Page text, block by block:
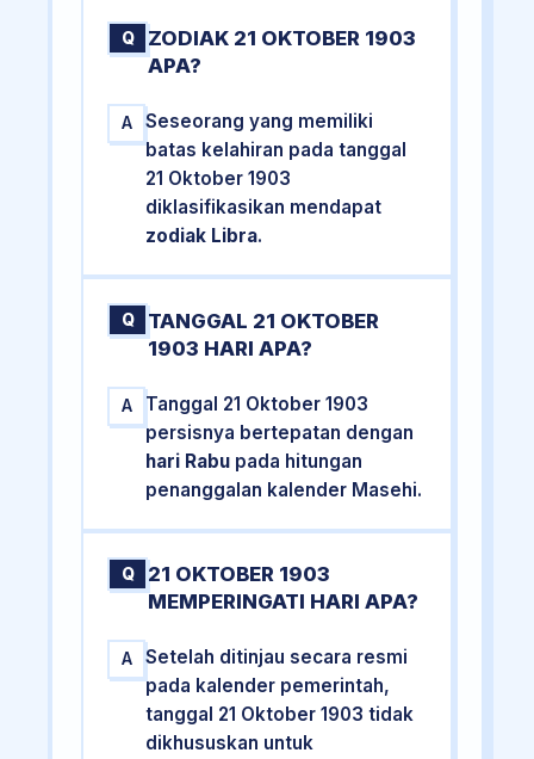
Q
ZODIAK 21 OKTOBER 1903
APA?
A
Seseorang yang memiliki
batas kelahiran pada tanggal
21 Oktober 1903
diklasifikasikan mendapat
zodiak Libra.
Q
TANGGAL 21 OKTOBER
1903 HARI APA?
A
Tanggal 21 Oktober 1903
persisnya bertepatan dengan
hari Rabu pada hitungan
penanggalan kalender Masehi.
Q
21 OKTOBER 1903
MEMPERINGATI HARI APA?
A
Setelah ditinjau secara resmi
pada kalender pemerintah,
tanggal 21 Oktober 1903 tidak
dikhususkan untuk